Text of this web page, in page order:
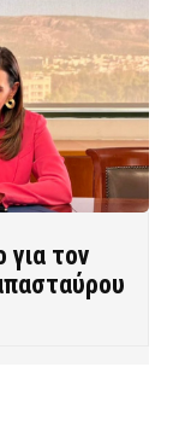
για τον